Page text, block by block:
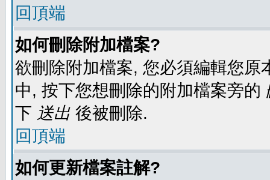
回頂端
如何刪除附加檔案?
欲刪除附加檔案, 您必須編輯您
中, 按下您想刪除的附加檔案旁的
下 送出 後被刪除.
回頂端
如何更新檔案註解?